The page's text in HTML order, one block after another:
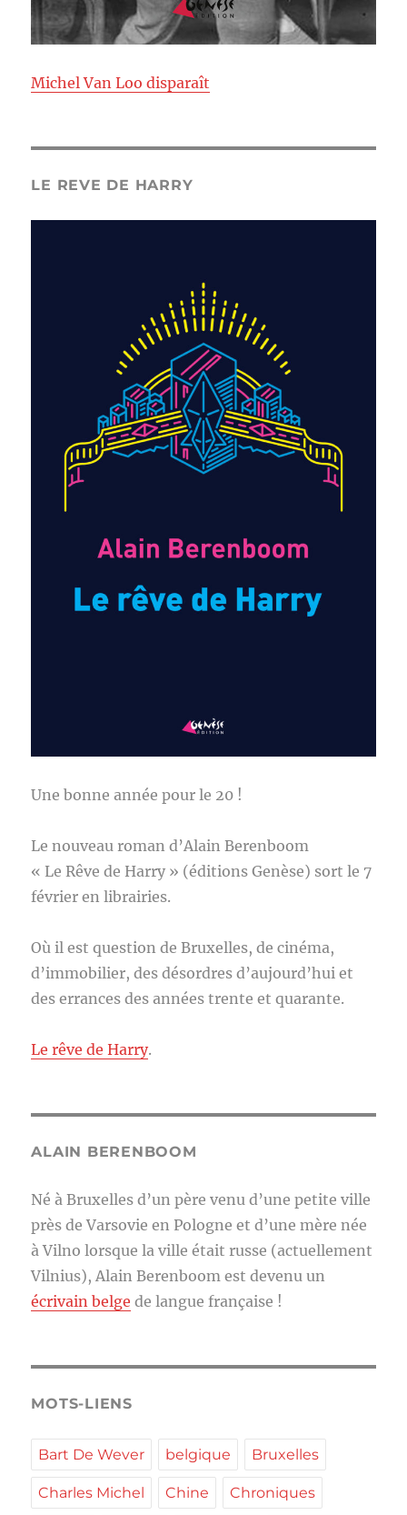
Michel Van Loo disparaît
LE REVE DE HARRY
Une bonne année pour le 20 !
Le nouveau roman d’Alain Berenboom
« Le Rêve de Harry » (éditions Genèse) sort le 7
février en librairies.
Où il est question de Bruxelles, de cinéma,
d’immobilier, des désordres d’aujourd’hui et
des errances des années trente et quarante.
Le rêve de Harry.
ALAIN BERENBOOM
Né à Bruxelles d’un père venu d’une petite ville
près de Varsovie en Pologne et d’une mère née
à Vilno lorsque la ville était russe (actuellement
Vilnius), Alain Berenboom est devenu un
écrivain belge de langue française !
MOTS-LIENS
Bart De Wever belgique Bruxelles
Charles Michel Chine Chroniques